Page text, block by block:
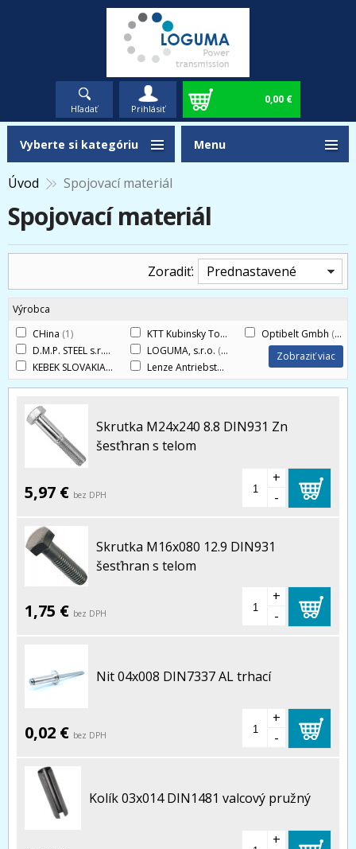
Hľadať Prihlásiť
0,00 €
Úvod Spojovací materiál
Spojovací materiál
Zoradiť: Prednastavené
Výrobca
CHina (1)
D.M.P. STEEL s.r.o.
(10)
KEBEK SLOVAKIA s.r.o.(2)
KTT Kubinsky Tomítestechnika KFT(1)
LOGUMA, s.r.o. (1)
Lenze Antriebstechnik Gmbh(1)
Optibelt Gmbh (1)
Zobraziť viac
Skrutka M24x240 8.8 DIN931 Zn
šesťhran s telom
5,97 € bez DPH
+
-
Skrutka M16x080 12.9 DIN931
šesťhran s telom
1,75 € bez DPH
+
-
Nit 04x008 DIN7337 AL trhací
0,02 € bez DPH
+
-
Kolík 03x014 DIN1481 valcový pružný
+
Vyberte si kategóriu Menu